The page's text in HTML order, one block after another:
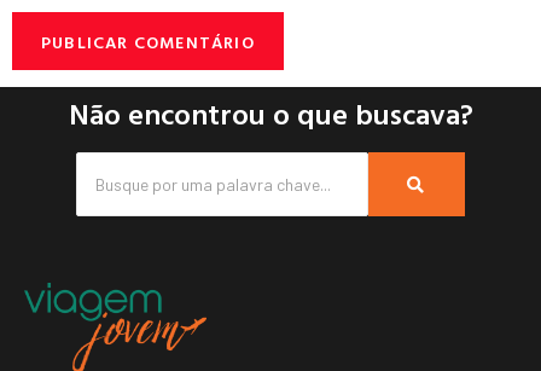
Não encontrou o que buscava?